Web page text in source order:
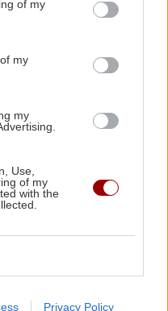
of my
my
my
Use,
of my
with the
Privacy Policy
Πώς ο
άλλαξαν τη
Σρόιτερ 15
Εβρασε
νερό
στην Καλλιθέα
με τον ΟΦΗ